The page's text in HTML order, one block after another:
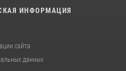
ИНФОРМАЦИЯ
сайта
данных